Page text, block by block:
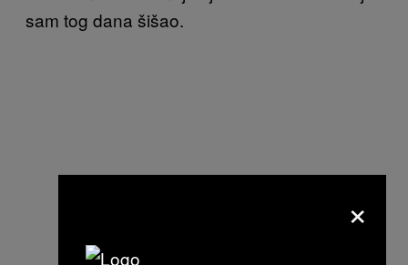
sam tog dana šišao.
×